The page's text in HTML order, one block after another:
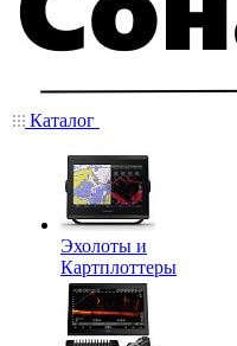
Каталог
Эхолоты и
Картплоттеры